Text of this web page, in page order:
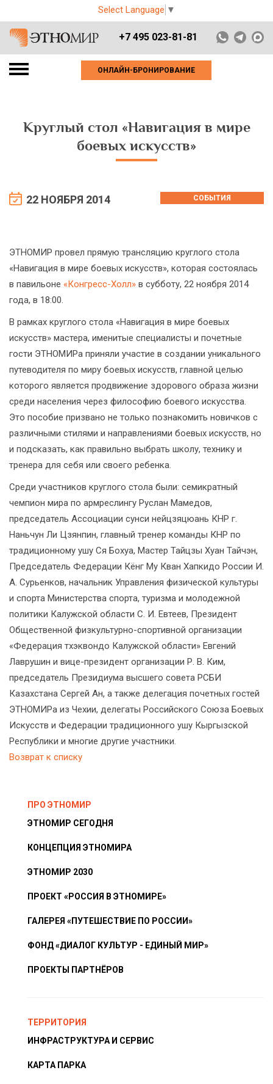
Select Language ▼
+7 495 023-81-81
ОНЛАЙН-БРОНИРОВАНИЕ
Круглый стол «Навигация в мире
боевых искусств»
22 НОЯБРЯ 2014 СОБЫТИЯ
ЭТНОМИР провел прямую трансляцию круглого стола
«Навигация в мире боевых искусств», которая состоялась
в павильоне «Конгресс-Холл» в субботу, 22 ноября 2014
года, в 18:00.
В рамках круглого стола «Навигация в мире боевых
искусств» мастера, именитые специалисты и почетные
гости ЭТНОМИРа приняли участие в создании уникального
путеводителя по миру боевых искусств, главной целью
которого является продвижение здорового образа жизни
среди населения через философию боевого искусства.
Это пособие призвано не только познакомить новичков с
различными стилями и направлениями боевых искусств, но
и подсказать, как правильно выбрать школу, технику и
тренера для себя или своего ребенка.
Среди участников круглого стола были: семикратный
чемпион мира по армреслингу Руслан Мамедов,
председатель Ассоциации сунси нейцзяцюань КНР г.
Наньчун Ли Цзянпин, главный тренер команды КНР по
традиционному ушу Ся Бохуа, Мастер Тайцзы Хуан Тайчэн,
Председатель Федерации Кёнг Му Кван Хапкидо России И.
А. Сурьенков, начальник Управления физической культуры
и спорта Министерства спорта, туризма и молодежной
политики Калужской области С. И. Евтеев, Президент
Общественной физкультурно-спортивной организации
«Федерация тхэквондо Калужской области» Евгений
Лаврушин и вице-президент организации Р. В. Ким,
председатель Президиума высшего совета РСБИ
Казахстана Сергей Ан, а также делегация почетных гостей
ЭТНОМИРа из Чехии, делегаты Российского Союза Боевых
Искусств и Федерации традиционного ушу Кыргызской
Республики и многие другие участники.
Возврат к списку
ПРО ЭТНОМИР
ЭТНОМИР СЕГОДНЯ
КОНЦЕПЦИЯ ЭТНОМИРА
ЭТНОМИР 2030
ПРОЕКТ «РОССИЯ В ЭТНОМИРЕ»
ГАЛЕРЕЯ «ПУТЕШЕСТВИЕ ПО РОССИИ»
ФОНД «ДИАЛОГ КУЛЬТУР - ЕДИНЫЙ МИР»
ПРОЕКТЫ ПАРТНЁРОВ
ТЕРРИТОРИЯ
ИНФРАСТРУКТУРА И СЕРВИС
КАРТА ПАРКА